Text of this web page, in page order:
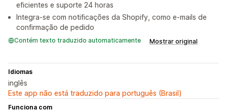
eficientes e suporte 24 horas
Integra-se com notificações da Shopify, como e-mails de
confirmação de pedido
Contém texto traduzido automaticamente Mostrar original
Idiomas
inglês
Este app não está traduzido para português (Brasil)
Funciona com